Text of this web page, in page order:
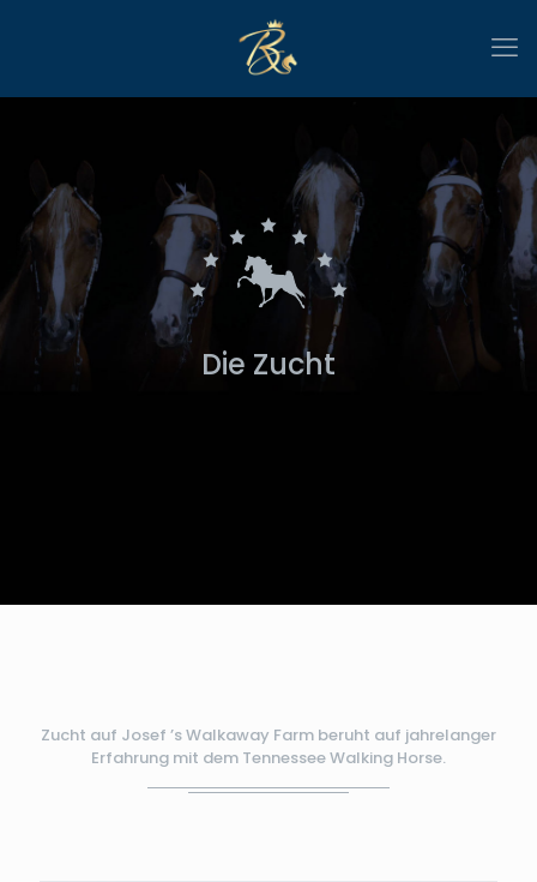
Die Zucht
Zucht auf Josef ’s Walkaway Farm beruht auf jahrelanger
Erfahrung mit dem Tennessee Walking Horse.